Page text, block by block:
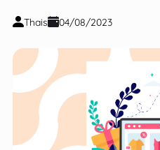
Thais 04/08/2023